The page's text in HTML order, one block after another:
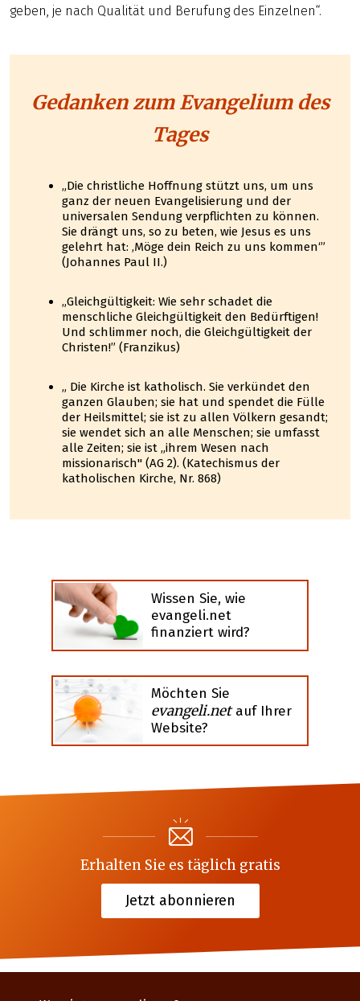
geben, je nach Qualität und Berufung des Einzelnen“.
Gedanken zum Evangelium des
Tages
„Die christliche Hoffnung stützt uns, um uns
ganz der neuen Evangelisierung und der
universalen Sendung verpflichten zu können.
Sie drängt uns, so zu beten, wie Jesus es uns
gelehrt hat: ‚Möge dein Reich zu uns kommen‘”
(Johannes Paul II.)
„Gleichgültigkeit: Wie sehr schadet die
menschliche Gleichgültigkeit den Bedürftigen!
Und schlimmer noch, die Gleichgültigkeit der
Christen!” (Franzikus)
„ Die Kirche ist katholisch. Sie verkündet den
ganzen Glauben; sie hat und spendet die Fülle
der Heilsmittel; sie ist zu allen Völkern gesandt;
sie wendet sich an alle Menschen; sie umfasst
alle Zeiten; sie ist „ihrem Wesen nach
missionarisch" (AG 2). (Katechismus der
katholischen Kirche, Nr. 868)
Wissen Sie, wie
evangeli.net
finanziert wird?
Möchten Sie
evangeli.netauf Ihrer
Website?
Erhalten Sie es täglich gratis
Jetzt abonnieren